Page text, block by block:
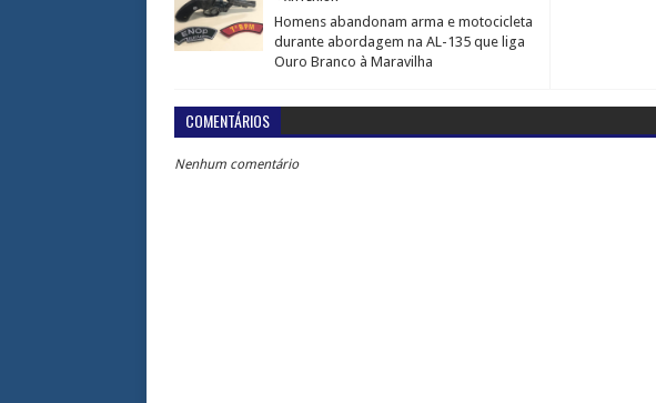
Homens abandonam arma e motocicleta
durante abordagem na AL-135 que liga
Ouro Branco à Maravilha
COMENTÁRIOS
Nenhum comentário